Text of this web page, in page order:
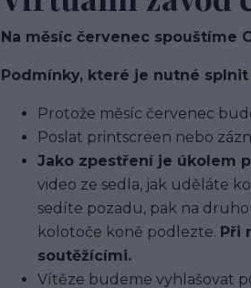
Na měsíc červenec spouštíme
Podmínky, které je nutné splnit
Protože měsíc červenec
Poslat printscreen nebo
Jako zpestření je úkolem
video ze sedla, jak uděláte
sedíte pozadu, pak na
kolotoče koně podlezte. Při
soutěžícími.
Vítěze budeme vyhlašovat